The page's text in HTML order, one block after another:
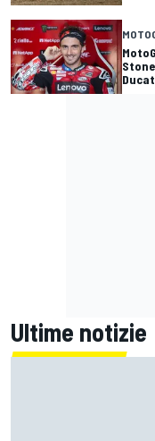
Ultime notizie